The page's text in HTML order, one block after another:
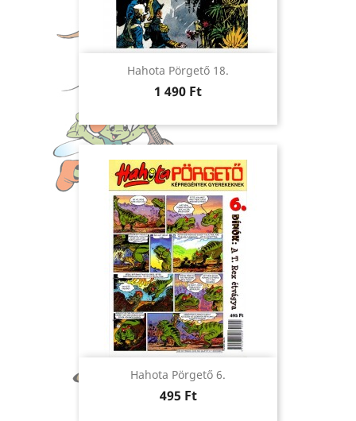
Hahota Pörgető 18.
Ár
1 490 Ft
Hahota Pörgető 6.
Ár
495 Ft